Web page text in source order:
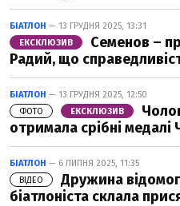
БІАТЛОН — 13 ГРУДНЯ 2025, 13:31
ЕКСКЛЮЗИВ
Семенов –
Радий, що
БІАТЛОН — 13 ГРУДНЯ 2025, 12:50
ФОТО
ЕКСКЛЮЗИВ
отримала срібні медалі
БІАТЛОН — 6 ЛИПНЯ 2025, 11:35
ВІДЕО
Дружина
біатлоніста склала